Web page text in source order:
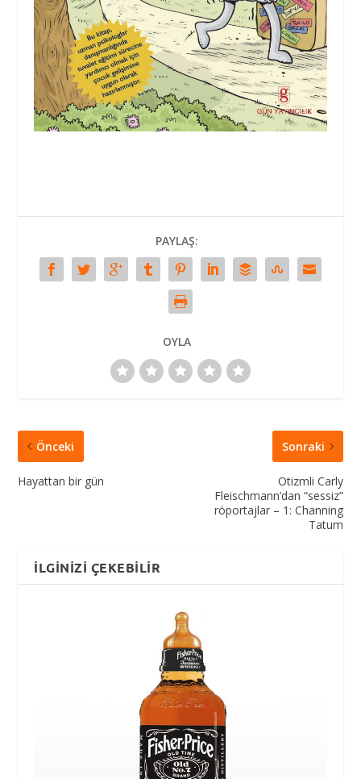
PAYLAŞ:
OYLA
Önceki
Hayattan bir gün
Sonraki
Otizmli Carly
Fleischmann’dan “sessiz”
röportajlar – 1: Channing
Tatum
İLGINIZI ÇEKEBILIR